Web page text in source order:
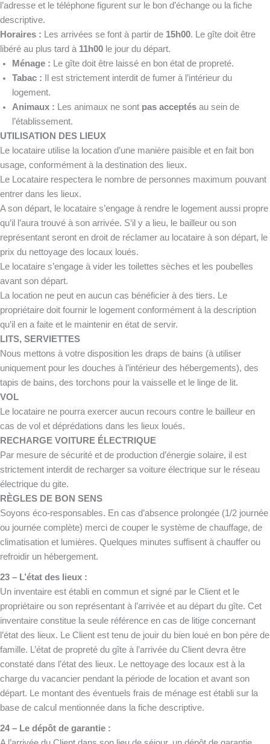
l’adresse et le téléphone figurent sur le bon d’échange ou la fiche
descriptive.
Horaires : Les arrivées se font à partir de 15h00. Le gîte doit être
libéré au plus tard à 11h00 le jour du départ.
Ménage : Le gîte doit être laissé en bon état de propreté.
Tabac : Il est strictement interdit de fumer à l’intérieur du
logement.
Animaux : Les animaux ne sont pas acceptés au sein de
l’établissement.
UTILISATION DES LIEUX
Le locataire utilise la location d’une manière paisible et en fait bon
usage, conformément à la destination des lieux.
Le Locataire respectera le nombre de personnes maximum pouvant
entrer dans les lieux.
A son départ, le locataire s’engage à rendre le logement aussi propre
qu’il l’aura trouvé à son arrivée. S’il y a lieu, le bailleur ou son
représentant seront en droit de réclamer au locataire à son départ, le
prix du nettoyage des locaux loués.
Le locataire s’engage à vider les toilettes sèches et les poubelles
avant son départ.
La location ne peut en aucun cas bénéficier à des tiers. Le
propriétaire doit fournir le logement conformément à la description
qu’il en a faite et le maintenir en état de servir.
LITS, SERVIETTES
Nous mettons à votre disposition les draps de bains (à utiliser
uniquement pour les douches à l’intérieur des hébergements), des
tapis de bains, des torchons pour la vaisselle et le linge de lit.
VOL
Le locataire ne pourra exercer aucun recours contre le bailleur en
cas de vol et déprédations dans les lieux loués.
RECHARGE VOITURE ÉLECTRIQUE
Par mesure de sécurité et de production d’énergie solaire, il est
strictement interdit de recharger sa voiture électrique sur le réseau
électrique du gite.
RÈGLES DE BON SENS
Soyons éco-responsables. En cas d’absence prolongée (1/2 journée
ou journée complète) merci de couper le système de chauffage, de
climatisation et lumières. Quelques minutes suffisent à chauffer ou
refroidir un hébergement.
23 – L’état des lieux :
Un inventaire est établi en commun et signé par le Client et le
propriétaire ou son représentant à l’arrivée et au départ du gîte. Cet
inventaire constitue la seule référence en cas de litige concernant
l’état des lieux. Le Client est tenu de jouir du bien loué en bon père de
famille. L’état de propreté du gîte à l’arrivée du Client devra être
constaté dans l’état des lieux. Le nettoyage des locaux est à la
charge du vacancier pendant la période de location et avant son
départ. Le montant des éventuels frais de ménage est établi sur la
base de calcul mentionnée dans la fiche descriptive.
24 – Le dépôt de garantie :